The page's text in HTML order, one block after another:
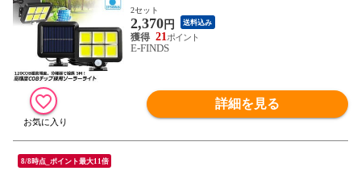
ーデンライト アウトドア ソーラーフラッ
ドライト モーションセンサー付き キュリ
ティライト 照明 IP65防水 防犯 人感 防水
屋外照明 太陽光発電 アウトドア 庭 玄関
2セット
2,370円 送料込み
21
E-FINDS
詳細を見る
8/8時点_ポイント最大11倍